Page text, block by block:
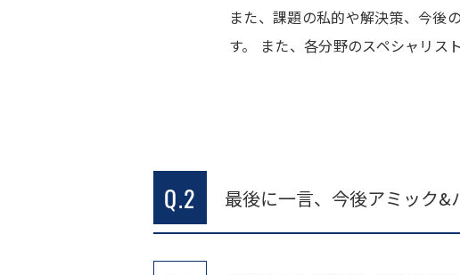
また、課題の私的や解決策、今後
す。 また、各分野のスペシャリス
Q.2 最後に一言、今後アミック&